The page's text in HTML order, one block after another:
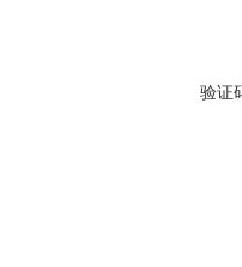
验证